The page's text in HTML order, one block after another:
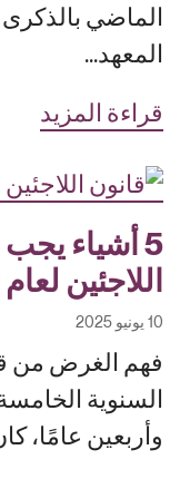
الماضي
المعهد...
قراءة المزيد
5 أشياء
اللاجئين لعام 1980
10 يونيو 2025
فهم الغرض من
السنوية
وأربعين عامًا،